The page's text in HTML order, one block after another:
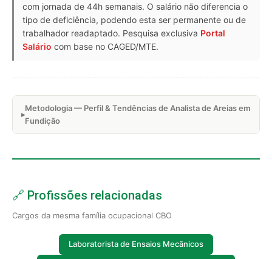
com jornada de 44h semanais. O salário não diferencia o
tipo de deficiência, podendo esta ser permanente ou de
trabalhador readaptado. Pesquisa exclusiva Portal
Salário com base no CAGED/MTE.
Metodologia — Perfil & Tendências de Analista de Areias em
Fundição
🔗 Profissões relacionadas
Cargos da mesma família ocupacional CBO
Laboratorista de Ensaios Mecânicos